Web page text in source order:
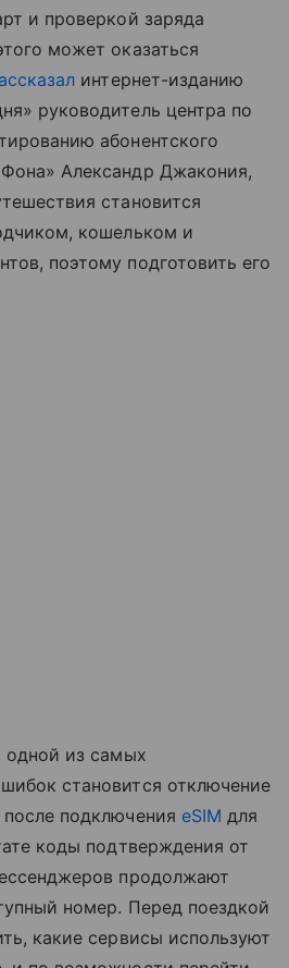
и проверкой заряда
может оказаться
интернет-изданию
руководитель центра по
абонентского
Александр Джакония,
становится
кошельком и
поэтому подготовить его
одной из самых
становится отключение
подключения eSIM для
коды подтверждения от
продолжают
номер. Перед поездкой
какие сервисы используют